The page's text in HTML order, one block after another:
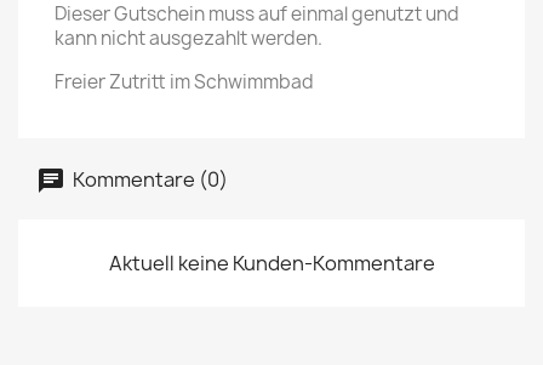
Dieser Gutschein muss auf einmal genutzt und
kann nicht ausgezahlt werden.
Freier Zutritt im Schwimmbad
Kommentare (0)
Aktuell keine Kunden-Kommentare